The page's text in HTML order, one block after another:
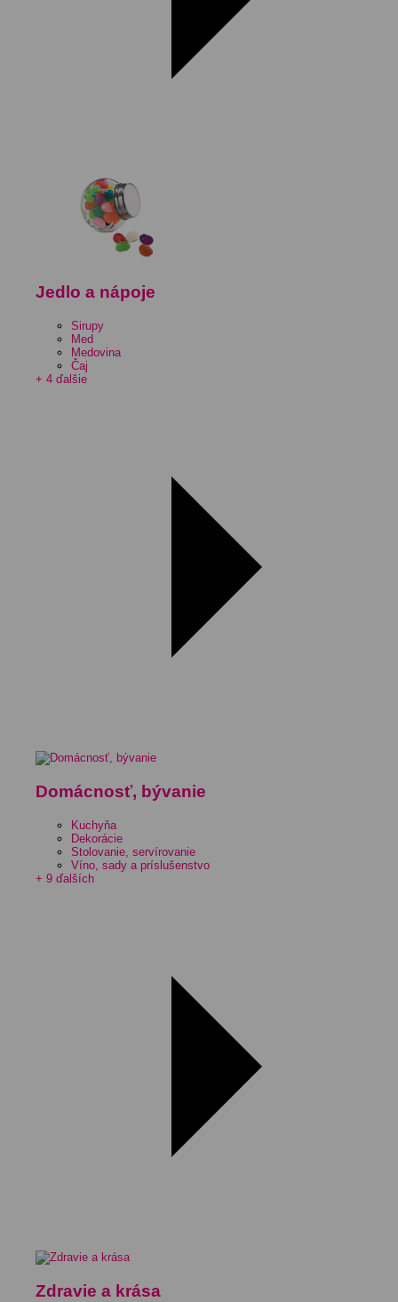
Jedlo a nápoje
Sirupy
Med
Medovina
Čaj
+ 4 ďalšie
Domácnosť, bývanie
Kuchyňa
Dekorácie
Stolovanie, servírovanie
Víno, sady a príslušenstvo
+ 9 ďalších
Zdravie a krása